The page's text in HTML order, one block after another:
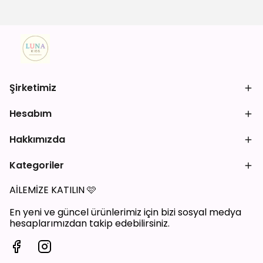
Şirketimiz
Hesabım
Hakkımızda
Kategoriler
AİLEMİZE KATILIN🩷
En yeni ve güncel ürünlerimiz için bizi sosyal medya
hesaplarımızdan takip edebilirsiniz.